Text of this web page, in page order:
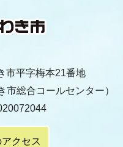
平字梅本21番地
市総合コールセンター）
クセス